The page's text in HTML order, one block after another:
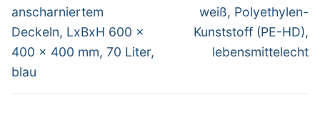
anscharniertem
Deckeln, LxBxH 600 x
400 x 400 mm, 70 Liter,
blau
weiß, Polyethylen-
Kunststoff (PE-HD),
lebensmittelecht